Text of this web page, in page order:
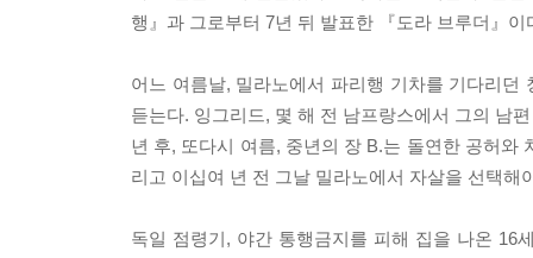
행』과 그로부터 7년 뒤 발표한 『도라 브루더』
어느 여름날, 밀라노에서 파리행 기차를 기다리
듣는다. 잉그리드, 몇 해 전 남프랑스에서 그의 남
년 후, 또다시 여름, 중년의 장 B.는 돌연한 공허와
리고 이십여 년 전 그날 밀라노에서 자살을 선택
독일 점령기, 야간 통행금지를 피해 집을 나온 16